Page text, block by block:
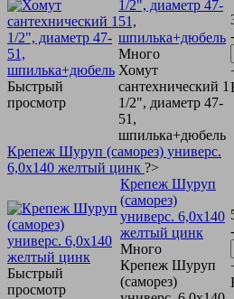
Быстрый
просмотр
1/2", диаметр 47-
51,
шпилька+дюбель
Много
Хомут
сантехнический 1
1/2", диаметр 47-
51,
шпилька+дюбель
-
Крепеж Шуруп (саморез) универс.
6,0х140 желтый цинк ?>
Быстрый
просмотр
Крепеж Шуруп
(саморез)
универс. 6,0х140
желтый цинк
Много
Крепеж Шуруп
(саморез)
-